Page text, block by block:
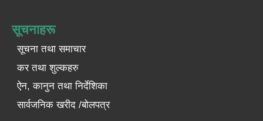
सूचनाहरू
सूचना तथा समाचार
कर तथा शुल्कहरु
ऐन, कानुन तथा निर्देशिका
सार्वजनिक खरीद /बोलपत्र